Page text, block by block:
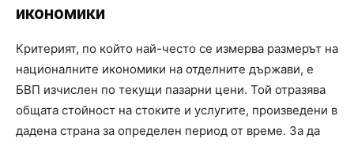
икономики
Критерият, по който най-често се измерва размерът на
националните икономики на отделните държави, е
БВП изчислен по текущи пазарни цени. Той отразява
общата стойност на стоките и услугите, произведени в
дадена страна за определен период от време. За да